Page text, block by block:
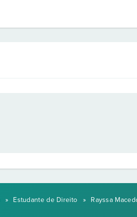
» Estudante de Direito » Rayssa